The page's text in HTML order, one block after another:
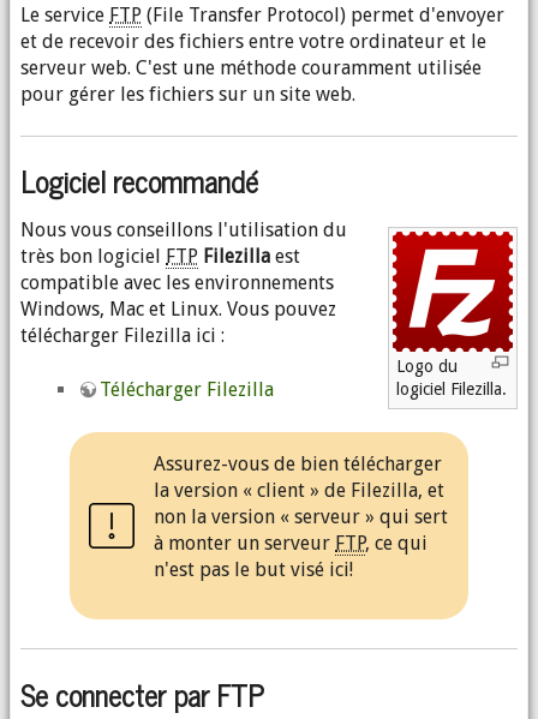
Le service FTP (File Transfer Protocol) permet d'envoyer
et de recevoir des fichiers entre votre ordinateur et le
serveur web. C'est une méthode couramment utilisée
pour gérer les fichiers sur un site web.
Logiciel recommandé
Logo du
logiciel Filezilla.
Nous vous conseillons l'utilisation du
très bon logiciel FTP Filezilla est
compatible avec les environnements
Windows, Mac et Linux. Vous pouvez
télécharger Filezilla ici :
Télécharger Filezilla
Assurez-vous de bien télécharger
la version « client » de Filezilla, et
non la version « serveur » qui sert
à monter un serveur FTP, ce qui
n'est pas le but visé ici!
Se connecter par FTP